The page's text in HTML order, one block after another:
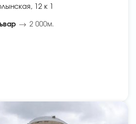
12 к 1
2 000м.